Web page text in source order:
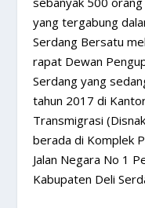
yang tergabung
Serdang Bersatu
rapat Dewan
Serdang yang
tahun 2017 di
Transmigrasi
berada di Komplek
Jalan Negara No 1
Kabupaten Deli